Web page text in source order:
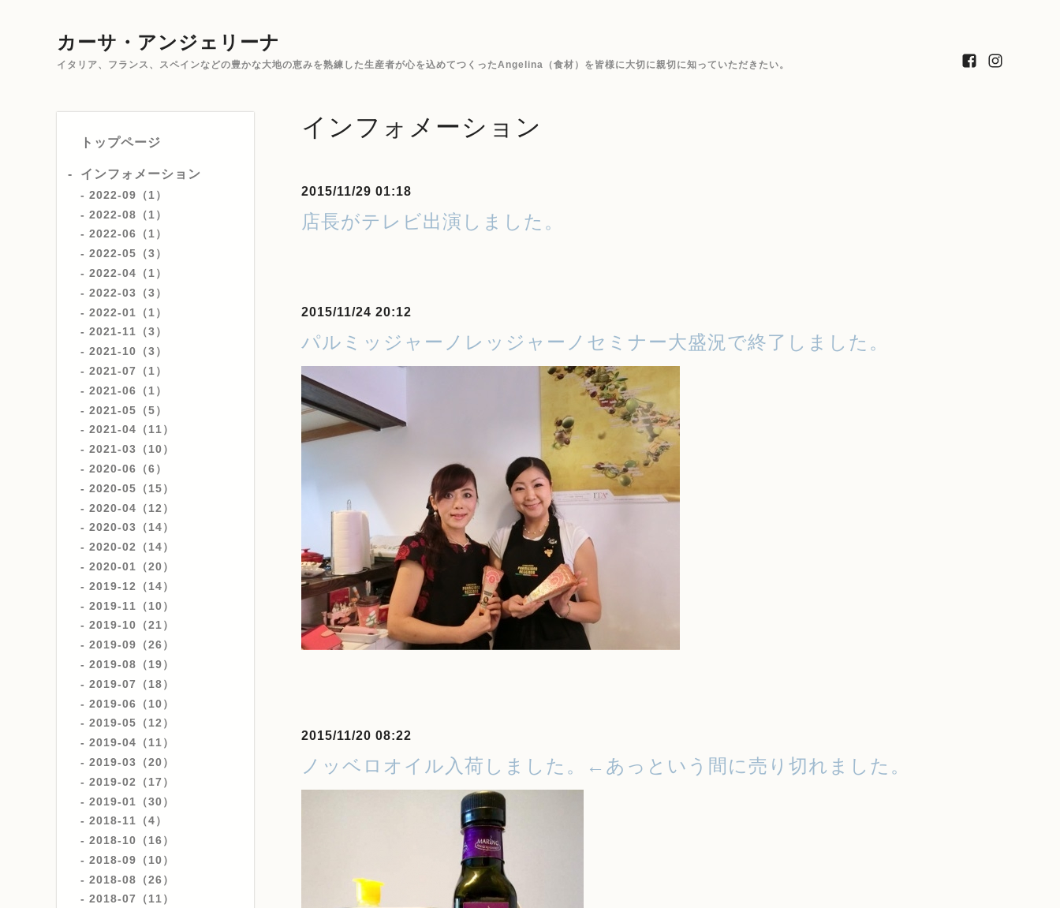
カーサ・アンジェリーナ
イタリア、フランス、スペインなどの豊かな大地の恵みを熟練した生産者が心を込めてつくったAngelina（食材）を皆様に大切に親切に知っていただきたい。
トップページ
インフォメーション
2022-09（1）
2022-08（1）
2022-06（1）
2022-05（3）
2022-04（1）
2022-03（3）
2022-01（1）
2021-11（3）
2021-10（3）
2021-07（1）
2021-06（1）
2021-05（5）
2021-04（11）
2021-03（10）
2020-06（6）
2020-05（15）
2020-04（12）
2020-03（14）
2020-02（14）
2020-01（20）
2019-12（14）
2019-11（10）
2019-10（21）
2019-09（26）
2019-08（19）
2019-07（18）
2019-06（10）
2019-05（12）
2019-04（11）
2019-03（20）
2019-02（17）
2019-01（30）
2018-11（4）
2018-10（16）
2018-09（10）
2018-08（26）
2018-07（11）
インフォメーション
2015/11/29 01:18
店長がテレビ出演しました。
2015/11/24 20:12
パルミッジャーノレッジャーノセミナー大盛況で終了しました。
2015/11/20 08:22
ノッベロオイル入荷しました。←あっという間に売り切れました。